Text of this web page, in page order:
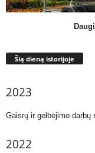
Šią dieną istorijoje
2023
Gaisrų ir gelbėjimo darbų
2022